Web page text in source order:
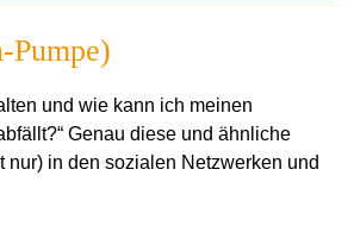
Pumpe)
und wie kann ich meinen
Genau diese und ähnliche
nur) in den sozialen Netzwerken und